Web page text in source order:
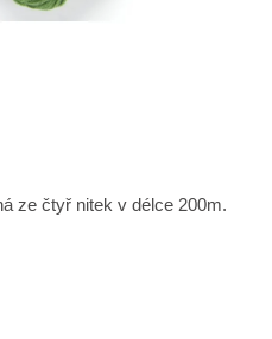
ze čtyř nitek v délce 200m.